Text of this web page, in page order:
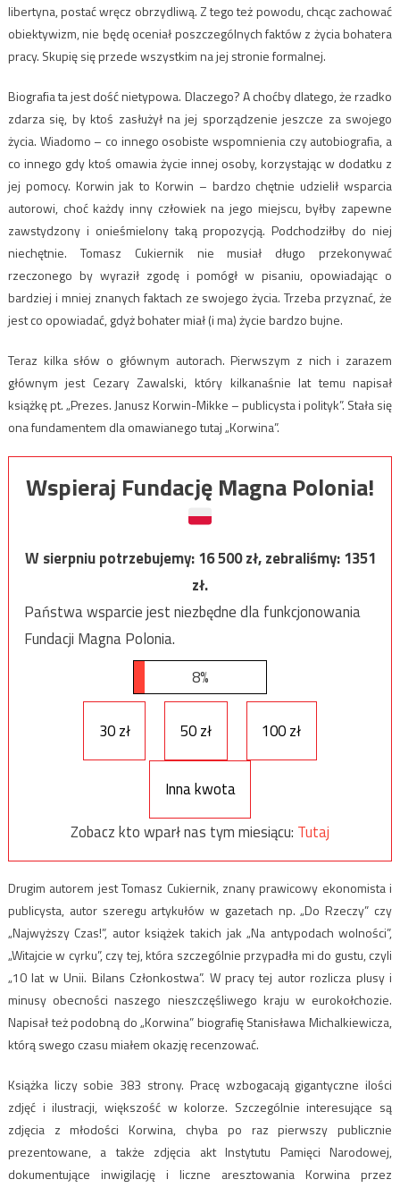
libertyna, postać wręcz obrzydliwą. Z tego też powodu, chcąc zachować
obiektywizm, nie będę oceniał poszczególnych faktów z życia bohatera
pracy. Skupię się przede wszystkim na jej stronie formalnej.
Biografia ta jest dość nietypowa. Dlaczego? A choćby dlatego, że rzadko
zdarza się, by ktoś zasłużył na jej sporządzenie jeszcze za swojego
życia. Wiadomo – co innego osobiste wspomnienia czy autobiografia, a
co innego gdy ktoś omawia życie innej osoby, korzystając w dodatku z
jej pomocy. Korwin jak to Korwin – bardzo chętnie udzielił wsparcia
autorowi, choć każdy inny człowiek na jego miejscu, byłby zapewne
zawstydzony i onieśmielony taką propozycją. Podchodziłby do niej
niechętnie. Tomasz Cukiernik nie musiał długo przekonywać
rzeczonego by wyraził zgodę i pomógł w pisaniu, opowiadając o
bardziej i mniej znanych faktach ze swojego życia. Trzeba przyznać, że
jest co opowiadać, gdyż bohater miał (i ma) życie bardzo bujne.
Teraz kilka słów o głównym autorach. Pierwszym z nich i zarazem
głównym jest Cezary Zawalski, który kilkanaśnie lat temu napisał
książkę pt. „Prezes. Janusz Korwin-Mikke – publicysta i polityk”. Stała się
ona fundamentem dla omawianego tutaj „Korwina”.
Wspieraj Fundację Magna Polonia!
W sierpniu potrzebujemy:16 500zł, zebraliśmy:1351
zł.
Państwa wsparcie jest niezbędne dla funkcjonowania
Fundacji Magna Polonia.
8%
30 zł 50 zł 100 zł
Inna kwota
Zobacz kto wparł nas tym miesiącu: Tutaj
Drugim autorem jest Tomasz Cukiernik, znany prawicowy ekonomista i
publicysta, autor szeregu artykułów w gazetach np. „Do Rzeczy” czy
„Najwyższy Czas!”, autor książek takich jak „Na antypodach wolności”,
„Witajcie w cyrku”, czy tej, która szczególnie przypadła mi do gustu, czyli
„10 lat w Unii. Bilans Członkostwa”. W pracy tej autor rozlicza plusy i
minusy obecności naszego nieszczęśliwego kraju w eurokołchozie.
Napisał też podobną do „Korwina” biografię Stanisława Michalkiewicza,
którą swego czasu miałem okazję recenzować.
Książka liczy sobie 383 strony. Pracę wzbogacają gigantyczne ilości
zdjęć i ilustracji, większość w kolorze. Szczególnie interesujące są
zdjęcia z młodości Korwina, chyba po raz pierwszy publicznie
prezentowane, a także zdjęcia akt Instytutu Pamięci Narodowej,
dokumentujące inwigilację i liczne aresztowania Korwina przez